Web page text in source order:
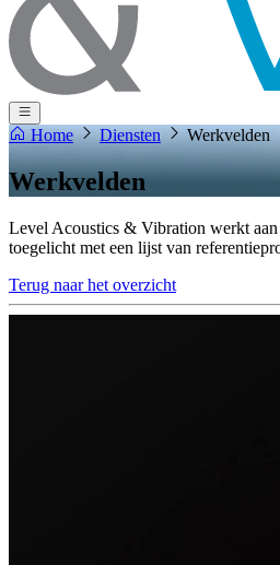
Home Diensten Werkvelden
Werkvelden
Level Acoustics & Vibration werkt aan
toegelicht met een lijst van
Terug naar het overzicht